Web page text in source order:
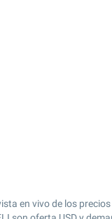
en vivo de los